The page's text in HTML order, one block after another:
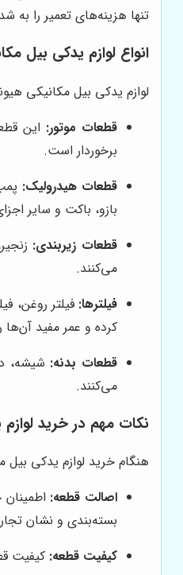
تنها هزینه‌های تعمیر را
انواع لوازم یدکی بیل
لوازم یدکی بیل مکانیکی
قطعات موتور: این
برخوردار است.
قطعات هیدرولیک:
بازو، باکت و سایر
قطعات زیربندی:
می‌کنند.
فیلترها: فیلتر روغن،
کرده و عمر مفید
قطعات بدنه: شیشه،
می‌کنند.
نکات مهم در خرید
هنگام خرید لوازم یدکی
اصالت قطعه:
بسته‌بندی و نشان
کیفیت قطعه: کیفیت